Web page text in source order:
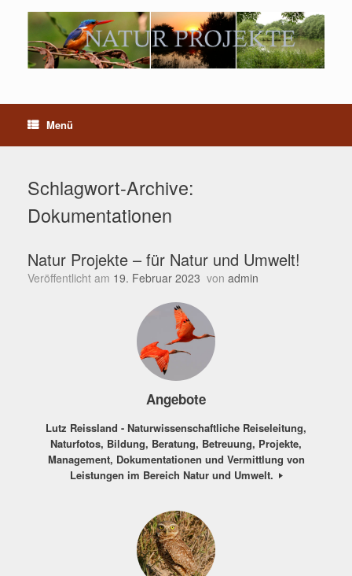
Menü
Schlagwort-Archive:
Dokumentationen
Natur Projekte – für Natur und Umwelt!
Veröffentlicht am 19. Februar 2023 von admin
Angebote
Lutz Reissland - Naturwissenschaftliche Reiseleitung,
Naturfotos, Bildung, Beratung, Betreuung, Projekte,
Management, Dokumentationen und Vermittlung von
Leistungen im Bereich Natur und Umwelt.